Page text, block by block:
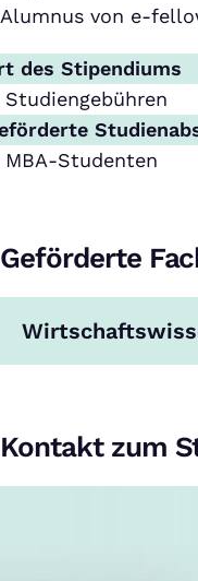
Alumnus von e-
des Stipendiums
Studiengebühren
MBA-Studenten
Geförderte
Kontakt zum